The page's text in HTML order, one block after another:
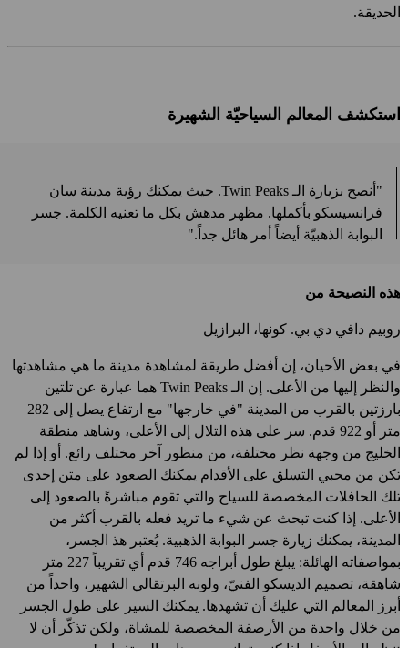
الحديقة.
استكشف المعالم السياحيّة الشهيرة
"أنصح بزيارة الـTwin Peaks. حيث يمكنك رؤية مدينة سان
فرانسيسكو بأكملها. مظهر مدهش بكل ما تعنيه الكلمة. جسر
البوابة الذهبيّة أيضاً أمر هائل جداً."
هذه النصيحة من
روبيم دافي دي بي. كونها، البرازيل
في بعض الأحيان، إن أفضل طريقة لمشاهدة مدينة ما هي مشاهدتها
والنظر إليها من الأعلى. إن الـTwin Peaksهما عبارة عن تلتين
بارزتين بالقرب من المدينة "في خارجها" مع ارتفاع يصل إلى 282
متر أو 922 قدم. سر على هذه التلال إلى الأعلى، وشاهد منطقة
الخليج من وجهة نظر مختلفة، من منظور آخر مختلف رائع. أو إذا لم
تكن من محبي التسلق على الأقدام يمكنك الصعود على متن إحدى
تلك الحافلات المخصصة للسياح والتي تقوم مباشرةً بالصعود إلى
الأعلى. إذا كنت تبحث عن شيء ما تريد فعله بالقرب أكثر من
المدينة، يمكنك زيارة جسر البوابة الذهبية. يُعتبر هذ الجسر،
بمواصفاته الهائلة: يبلغ طول أبراجه 746 قدم أي تقريباً 227 متر
شاهقة، تصميم الديسكو الفنيّ، ولونه البرتقالي الشهير، واحداً من
أبرز المعالم التي عليك أن تشهدها. يمكنك السير على طول الجسر
من خلال واحدة من الأرصفة المخصصة للمشاة، ولكن تذكّر أن لا